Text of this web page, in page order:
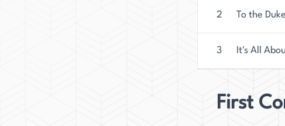
2 To the
3 It's All
First